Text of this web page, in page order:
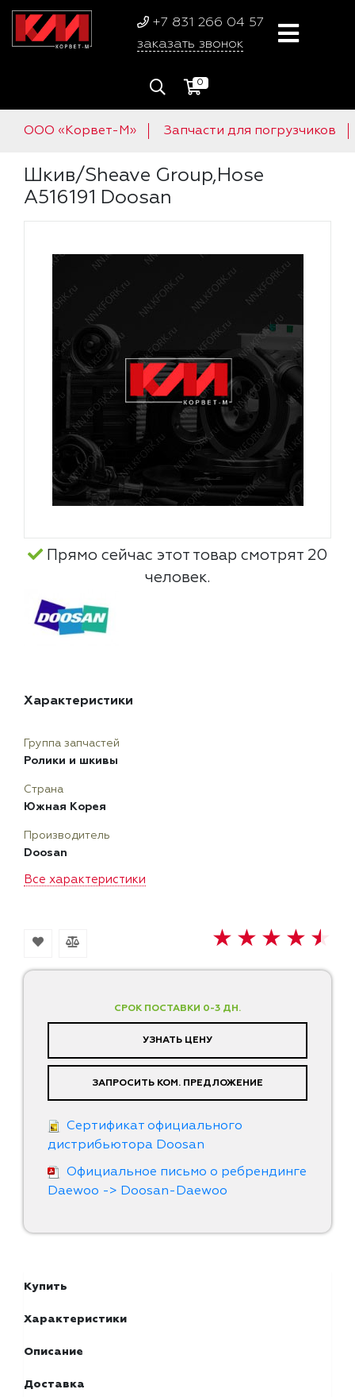
+7 831 266 04 57
заказать звонок
0
ООО «Корвет-М» Запчасти для погрузчиков
Шкив/Sheave Group,Hose
A516191 Doosan
СРОК ПОСТАВКИ 0-3 ДН.
УЗНАТЬ ЦЕНУ
ЗАПРОСИТЬ КОМ. ПРЕДЛОЖЕНИЕ
Сертификат официального
дистрибьютора Doosan
Официальное письмо о ребрендинге
Daewoo -> Doosan-Daewoo
Прямо сейчас этот товар смотрят 20
человек.
Характеристики
Все характеристики
Группа запчастей
Ролики и шкивы
Страна
Южная Корея
Производитель
Doosan
Купить
Характеристики
Описание
Доставка